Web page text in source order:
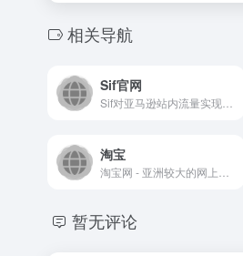
相关导航
Sif官网
淘宝
暂无评论